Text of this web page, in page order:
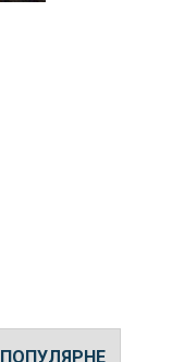
ПОПУЛЯРНЕ